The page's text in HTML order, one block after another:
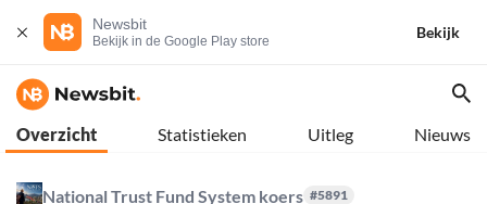
Newsbit
Bekijk in de Google Play store
Bekijk
Overzicht Statistieken Uitleg Nieuws
National Trust Fund System koers #5891